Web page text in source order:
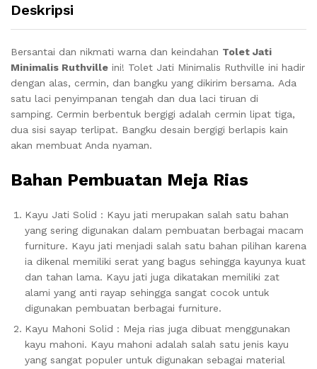
Deskripsi
Bersantai dan nikmati warna dan keindahan Tolet Jati
Minimalis Ruthville ini! Tolet Jati Minimalis Ruthville ini hadir
dengan alas, cermin, dan bangku yang dikirim bersama. Ada
satu laci penyimpanan tengah dan dua laci tiruan di
samping. Cermin berbentuk bergigi adalah cermin lipat tiga,
dua sisi sayap terlipat. Bangku desain bergigi berlapis kain
akan membuat Anda nyaman.
Bahan Pembuatan Meja Rias
Kayu Jati Solid : Kayu jati merupakan salah satu bahan
yang sering digunakan dalam pembuatan berbagai macam
furniture. Kayu jati menjadi salah satu bahan pilihan karena
ia dikenal memiliki serat yang bagus sehingga kayunya kuat
dan tahan lama. Kayu jati juga dikatakan memiliki zat
alami yang anti rayap sehingga sangat cocok untuk
digunakan pembuatan berbagai furniture.
Kayu Mahoni Solid : Meja rias juga dibuat menggunakan
kayu mahoni. Kayu mahoni adalah salah satu jenis kayu
yang sangat populer untuk digunakan sebagai material